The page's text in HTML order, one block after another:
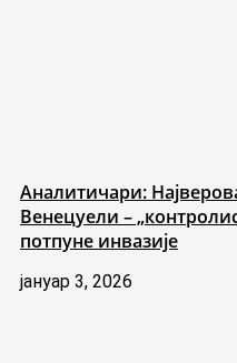
Аналитичари:
Венецуели –
потпуне инвазије
јануар 3, 2026